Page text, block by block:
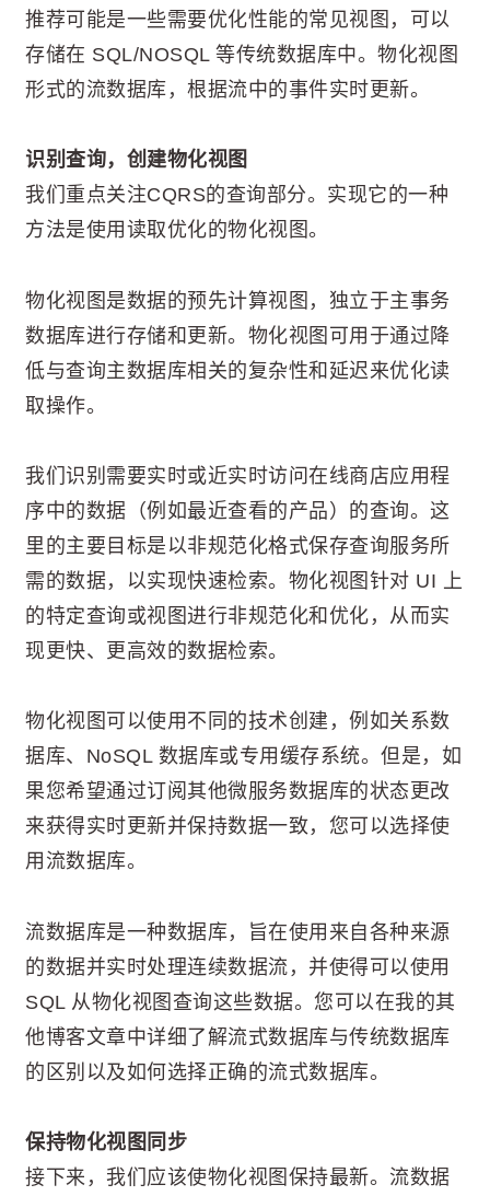
推荐可能是一些需要优化性能的常见视图，可以
存储在 SQL/NOSQL 等传统数据库中。物化视图
形式的流数据库，根据流中的事件实时更新。
识别查询，创建物化视图
我们重点关注CQRS的查询部分。实现它的一种
方法是使用读取优化的物化视图。
物化视图是数据的预先计算视图，独立于主事务
数据库进行存储和更新。物化视图可用于通过降
低与查询主数据库相关的复杂性和延迟来优化读
取操作。
我们识别需要实时或近实时访问在线商店应用程
序中的数据（例如最近查看的产品）的查询。这
里的主要目标是以非规范化格式保存查询服务所
需的数据，以实现快速检索。物化视图针对 UI 上
的特定查询或视图进行非规范化和优化，从而实
现更快、更高效的数据检索。
物化视图可以使用不同的技术创建，例如关系数
据库、NoSQL 数据库或专用缓存系统。但是，如
果您希望通过订阅其他微服务数据库的状态更改
来获得实时更新并保持数据一致，您可以选择使
用流数据库。
流数据库是一种数据库，旨在使用来自各种来源
的数据并实时处理连续数据流，并使得可以使用
SQL 从物化视图查询这些数据。您可以在我的其
他博客文章中详细了解流式数据库与传统数据库
的区别以及如何选择正确的流式数据库。
保持物化视图同步
接下来，我们应该使物化视图保持最新。流数据